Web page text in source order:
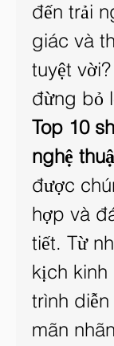
đến trải
giác và
tuyệt
Top 10
nghệ
được
hợp và
tiết. Từ
kịch kinh
trình
mãn